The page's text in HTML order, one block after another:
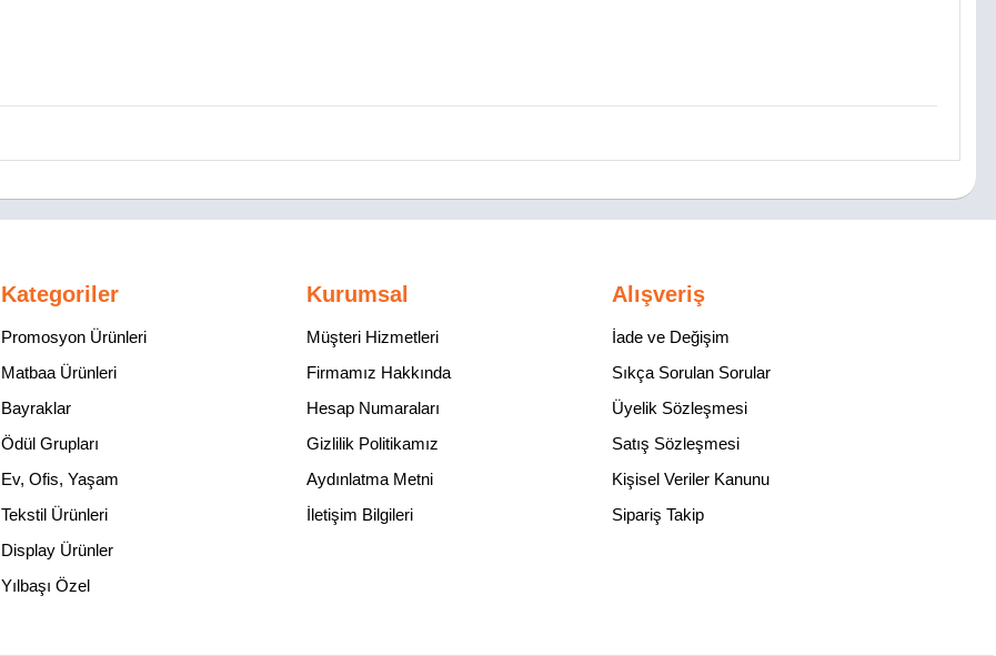
Kategoriler Kurumsal Alışveriş
Promosyon Ürünleri
Matbaa Ürünleri
Bayraklar
Ödül Grupları
Ev, Ofis, Yaşam
Tekstil Ürünleri
Display Ürünler
Yılbaşı Özel
Müşteri Hizmetleri
Firmamız Hakkında
Hesap Numaraları
Gizlilik Politikamız
Aydınlatma Metni
İletişim Bilgileri
İade ve Değişim
Sıkça Sorulan Sorular
Üyelik Sözleşmesi
Satış Sözleşmesi
Kişisel Veriler Kanunu
Sipariş Takip